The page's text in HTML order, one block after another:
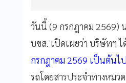
วันนี้ (9 กรกฎาคม 2569)
บขส. เปิดเผยว่า บริษัทฯ ไ
กรกฎาคม 2569 เป็นต้นไป
รถโดยสารประจำทางหมว